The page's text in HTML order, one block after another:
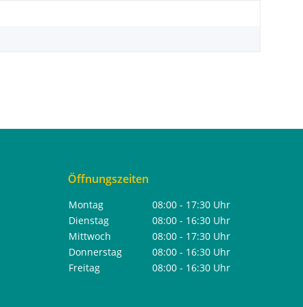
Öffnungszeiten
Montag
08:00 - 17:30 Uhr
Dienstag
08:00 - 16:30 Uhr
Mittwoch
08:00 - 17:30 Uhr
Donnerstag
08:00 - 16:30 Uhr
Freitag
08:00 - 16:30 Uhr